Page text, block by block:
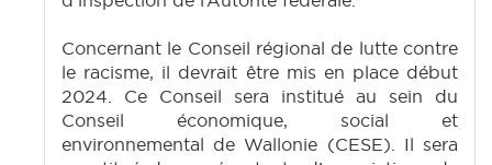
Concernant le Conseil régional de lutte contre
le racisme, il devrait être mis en place début
2024. Ce Conseil sera institué au sein du
Conseil économique, social et
environnemental de Wallonie (CESE). Il sera